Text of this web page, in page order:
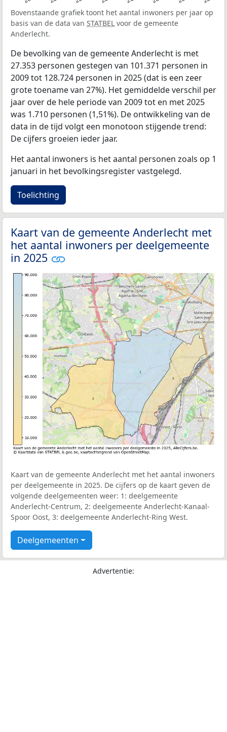
Bovenstaande grafiek toont het aantal inwoners per jaar op
basis van de data van STATBEL voor de gemeente
Anderlecht.
De bevolking van de gemeente Anderlecht is met
27.353 personen gestegen van 101.371 personen in
2009 tot 128.724 personen in 2025 (dat is een zeer
grote toename van 27%). Het gemiddelde verschil per
jaar over de hele periode van 2009 tot en met 2025
was 1.710 personen (1,51%). De ontwikkeling van de
data in de tijd volgt een monotoon stijgende trend:
De cijfers groeien ieder jaar.
Het aantal inwoners is het aantal personen zoals op 1
januari in het bevolkingsregister vastgelegd.
Toelichting
Kaart van de gemeente Anderlecht met
het aantal inwoners per deelgemeente
in 2025
Kaart van de gemeente Anderlecht met het aantal inwoners
per deelgemeente in 2025. De cijfers op de kaart geven de
volgende deelgemeenten weer: 1: deelgemeente
Anderlecht-Centrum, 2: deelgemeente Anderlecht-Kanaal-
Spoor Oost, 3: deelgemeente Anderlecht-Ring West.
Deelgemeenten
Advertentie: